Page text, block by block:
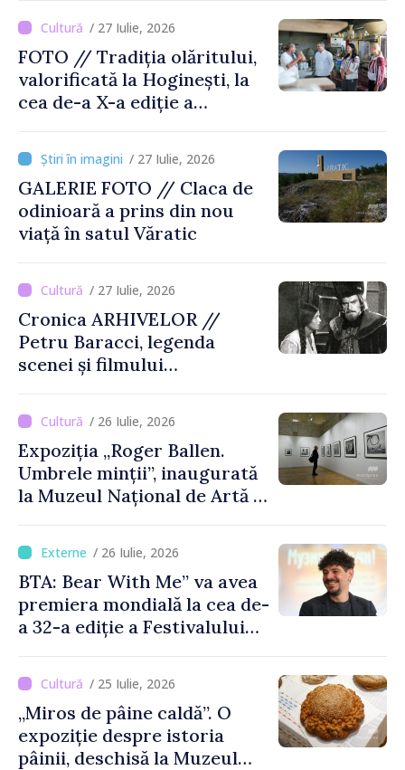
/ 27 Iulie, 2026
FOTO // Tradiția olăritului,
valorificată la Hoginești, la
cea de-a X-a ediție a
Vasile Gonciari”
/ 27 Iulie, 2026
GALERIE FOTO // Claca de
odinioară a prins din nou
viață în satul Văratic
/ 27 Iulie, 2026
Cronica ARHIVELOR //
Petru Baracci, legenda
scenei și filmului
/ 26 Iulie, 2026
Expoziția „Roger Ballen.
Umbrele minții”, inaugurată
la Muzeul Național de Artă al
/ 26 Iulie, 2026
BTA: Bear With Me” va avea
premiera mondială la cea de-
a 32-a ediție a Festivalului
august
/ 25 Iulie, 2026
„Miros de pâine caldă”. O
expoziție despre istoria
pâinii, deschisă la Muzeul